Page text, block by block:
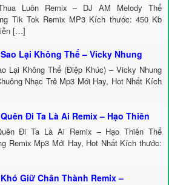
Luôn Remix – DJ AM Melody Thể
Tik Tok Remix MP3 Kích thước: 450 Kb
[…]
Lại Không Thể – Vicky Nhung
Lại Không Thể (Điệp Khúc) – Vicky Nhung
Nhạc Trẻ Mp3 Mới Hay, Hot Nhất Kích
Đi Ta Là Ai Remix – Hạo Thiên
Đi Ta Là Ai Remix – Hạo Thiên Thể
Remix Mp3 Mới Hay, Hot Nhất Kích thước:
Giữ Chân Thành Remix –